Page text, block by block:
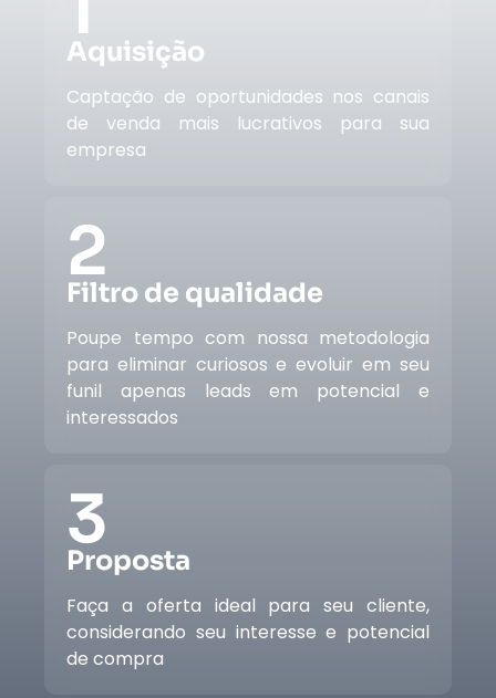
Aquisição
Captação de oportunidades nos canais
de venda mais lucrativos para sua
empresa
2
Filtro de qualidade
Poupe tempo com nossa metodologia
para eliminar curiosos e evoluir em seu
funil apenas leads em potencial e
interessados
3
Proposta
Faça a oferta ideal para seu cliente,
considerando seu interesse e potencial
de compra